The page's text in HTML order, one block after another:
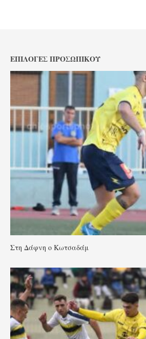
ΕΠΙΛΟΓΈΣ ΠΡΟΣΩΠΙΚΟΎ
Στη Δάφνη ο Κωτσαδάμ